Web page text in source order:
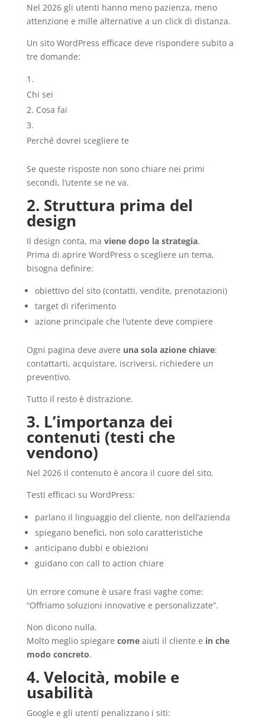
Nel 2026 gli utenti hanno meno pazienza, meno
attenzione e mille alternative a un click di distanza.
Un sito WordPress efficace deve rispondere subito a
tre domande:
Chi sei
Cosa fai
Perché dovrei scegliere te
Se queste risposte non sono chiare nei primi
secondi, l’utente se ne va.
2. Struttura prima del
design
Il design conta, ma viene dopo la strategia.
Prima di aprire WordPress o scegliere un tema,
bisogna definire:
obiettivo del sito (contatti, vendite, prenotazioni)
target di riferimento
azione principale che l’utente deve compiere
Ogni pagina deve avere una sola azione chiave:
contattarti, acquistare, iscriversi, richiedere un
preventivo.
Tutto il resto è distrazione.
3. L’importanza dei
contenuti (testi che
vendono)
Nel 2026 il contenuto è ancora il cuore del sito.
Testi efficaci su WordPress:
parlano il linguaggio del cliente, non dell’azienda
spiegano benefici, non solo caratteristiche
anticipano dubbi e obiezioni
guidano con call to action chiare
Un errore comune è usare frasi vaghe come:
“Offriamo soluzioni innovative e personalizzate”.
Non dicono nulla.
Molto meglio spiegare comeaiuti il cliente e in che
modo concreto.
4. Velocità, mobile e
usabilità
Google e gli utenti penalizzano i siti: